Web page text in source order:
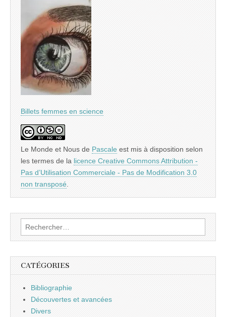
Billets femmes en science
Le Monde et Nous de Pascale est mis à disposition selon
les termes de la licence Creative Commons Attribution -
Pas d’Utilisation Commerciale - Pas de Modification 3.0
non transposé
Rechercher :
CATÉGORIES
Bibliographie
Découvertes et avancées
Divers